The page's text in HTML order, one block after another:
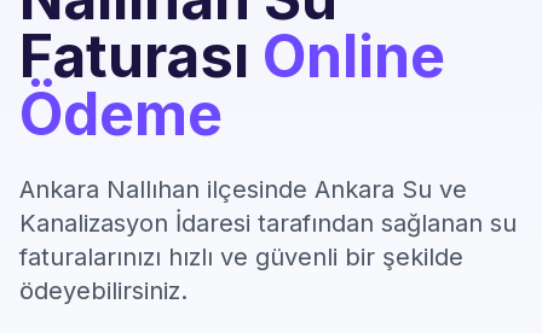
Faturası Online
Ödeme
Ankara Nallıhan ilçesinde Ankara Su ve
Kanalizasyon İdaresi tarafından sağlanan su
faturalarınızı hızlı ve güvenli bir şekilde
ödeyebilirsiniz.